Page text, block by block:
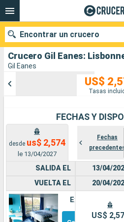
Gil Eanes
US$
Tasas
FECHAS Y
desde us$ 2,574
le 13/04/2027
Fechas
precedentes
SALIDA EL
VUELTA EL
Exterior
Otros
13/04/
20/04/
US$
Encontrar un crucero
Puertos